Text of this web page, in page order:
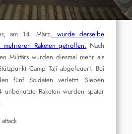
am 14. März, wurde derselbe
Raketen getroffen. Nach
Militärs wurden diesmal mehr als
Camp Taji abgefeuert. Bei
fünf Soldaten verletzt. Sieben
unbenutzte Raketen wurden später